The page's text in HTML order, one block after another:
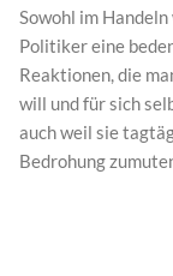
Sowohl im
Politiker eine
Reaktionen, die
will und für sich
auch weil sie
Bedrohung